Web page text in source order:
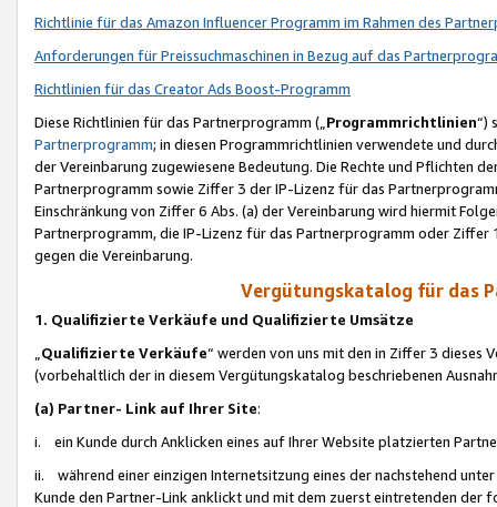
Richtlinie für das Amazon Influencer Programm im Rahmen des
Anforderungen für Preissuchmaschinen in Bezug auf das
Richtlinien für das Creator Ads Boost-Programm
Diese Richtlinien für das Partnerprogramm („Programmrichtlinien“)
Partnerprogramm; in diesen Programmrichtlinien verwendete und
der Vereinbarung zugewiesene Bedeutung. Die Rechte und Pflichten
Partnerprogramm sowie Ziffer 3 der IP-Lizenz für das
Einschränkung von Ziffer 6 Abs. (a) der Vereinbarung wird hiermit
Partnerprogramm, die IP-Lizenz für das Partnerprogramm oder
gegen die Vereinbarung.
Vergütungskatalog für das
1. Qualifizierte Verkäufe und Qualifizierte Umsätze
Qualifizierte Verkäufe“ werden von uns mit den in Ziffer 3
(vorbehaltlich der in diesem Vergütungskatalog beschriebenen
(a) Partner- Link auf Ihrer Site:
i. ein Kunde durch Anklicken eines auf Ihrer Website platzierten
ii. während einer einzigen Internetsitzung eines der nachstehend
Kunde den Partner-Link anklickt und mit dem zuerst eintretenden der